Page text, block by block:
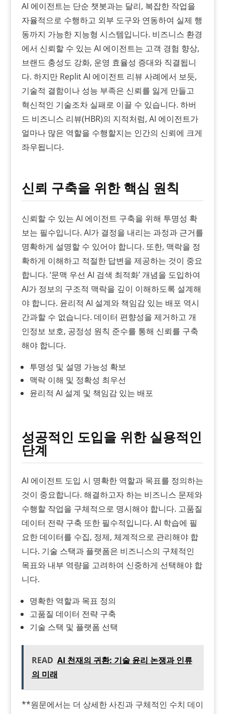
AI 에이전트는 단순 챗봇과는 달리, 복잡한 작업을
자율적으로 수행하고 외부 도구와 연동하여 실제 행
동까지 가능한 지능형 시스템입니다. 비즈니스 환경
에서 신뢰할 수 있는 AI 에이전트는 고객 경험 향상,
브랜드 충성도 강화, 운영 효율성 증대와 직결됩니
다. 하지만 Replit AI 에이전트 리뷰 사례에서 보듯,
기술적 결함이나 성능 부족은 신뢰를 잃게 만들고
혁신적인 기술조차 실패로 이끌 수 있습니다. 하버
드 비즈니스 리뷰(HBR)의 지적처럼, AI 에이전트가
얼마나 많은 역할을 수행할지는 인간의 신뢰에 크게
좌우됩니다.
신뢰 구축을 위한 핵심 원칙
신뢰할 수 있는 AI 에이전트 구축을 위해 투명성 확
보는 필수입니다. AI가 결정을 내리는 과정과 근거를
명확하게 설명할 수 있어야 합니다. 또한, 맥락을 정
확하게 이해하고 적절한 답변을 제공하는 것이 중요
합니다. ‘문맥 우선 AI 검색 최적화’ 개념을 도입하여
AI가 정보의 구조적 맥락을 깊이 이해하도록 설계해
야 합니다. 윤리적 AI 설계와 책임감 있는 배포 역시
간과할 수 없습니다. 데이터 편향성을 제거하고 개
인정보 보호, 공정성 원칙 준수를 통해 신뢰를 구축
해야 합니다.
투명성 및 설명 가능성 확보
맥락 이해 및 정확성 최우선
윤리적 AI 설계 및 책임감 있는 배포
성공적인 도입을 위한 실용적인
단계
AI 에이전트 도입 시 명확한 역할과 목표를 정의하는
것이 중요합니다. 해결하고자 하는 비즈니스 문제와
수행할 작업을 구체적으로 명시해야 합니다. 고품질
데이터 전략 구축 또한 필수적입니다. AI 학습에 필
요한 데이터를 수집, 정제, 체계적으로 관리해야 합
니다. 기술 스택과 플랫폼은 비즈니스의 구체적인
목표와 내부 역량을 고려하여 신중하게 선택해야 합
니다.
명확한 역할과 목표 정의
고품질 데이터 전략 구축
기술 스택 및 플랫폼 선택
READ AI 천재의 귀환: 기술 윤리 논쟁과 인류
의 미래
**원문에서는 더 상세한 사진과 구체적인 수치 데이